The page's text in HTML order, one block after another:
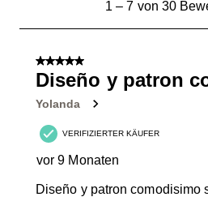
von
Bewertungen.
1 – 7 von 30
5 von 5 Sternen.
Diseño y patron
Yolanda
VERIFIZIERTER KÄUFER
vor 9 Monaten
Diseño y patron comodisimo